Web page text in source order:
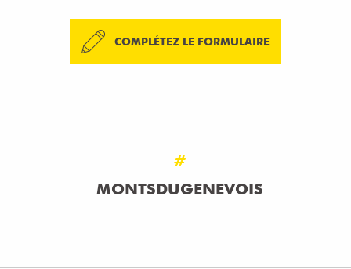
COMPLÉTEZ LE FORMULAIRE
#
MONTSDUGENEVOIS